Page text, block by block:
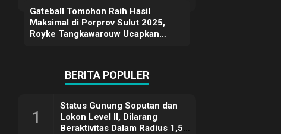
Gateball Tomohon Raih Hasil
Maksimal di Porprov Sulut 2025,
Royke Tangkawarouw Ucapkan
BERITA POPULER
1
Status Gunung Soputan dan
Lokon Level II, Dilarang
Beraktivitas Dalam Radius 1,5